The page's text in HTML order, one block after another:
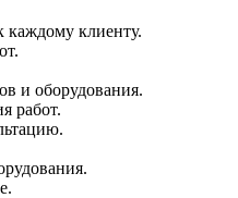
клиенту.
и оборудования.
работ.